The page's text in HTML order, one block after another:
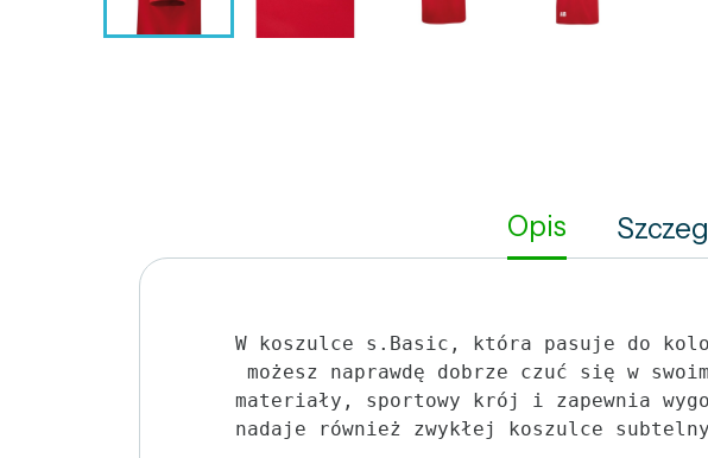
Opis
W koszulce s.Basic, która pasuje do
możesz naprawdę dobrze czuć się w
materiały, sportowy krój i zapewnia
nadaje również zwykłej koszulce